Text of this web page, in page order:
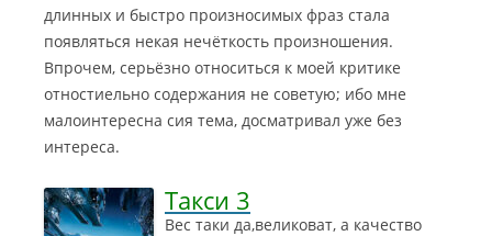
длинных и быстро произносимых фраз стала
появляться некая нечёткость произношения.
Впрочем, серьёзно относиться к моей критике
отностиельно содержания не советую; ибо мне
малоинтересна сия тема, досматривал уже без
интереса.
Такси 3
Вес таки да,великоват, а качество